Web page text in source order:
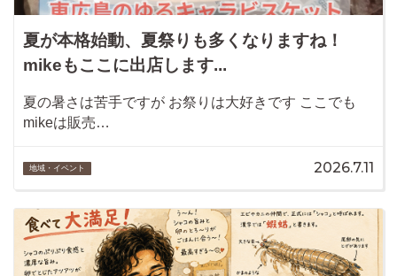
夏が本格始動、夏祭りも多くなりますね！
mikeもここに出店します...
夏の暑さは苦手ですが お祭りは大好きです ここでも
mikeは販売…
地域・イベント 2026.7.11